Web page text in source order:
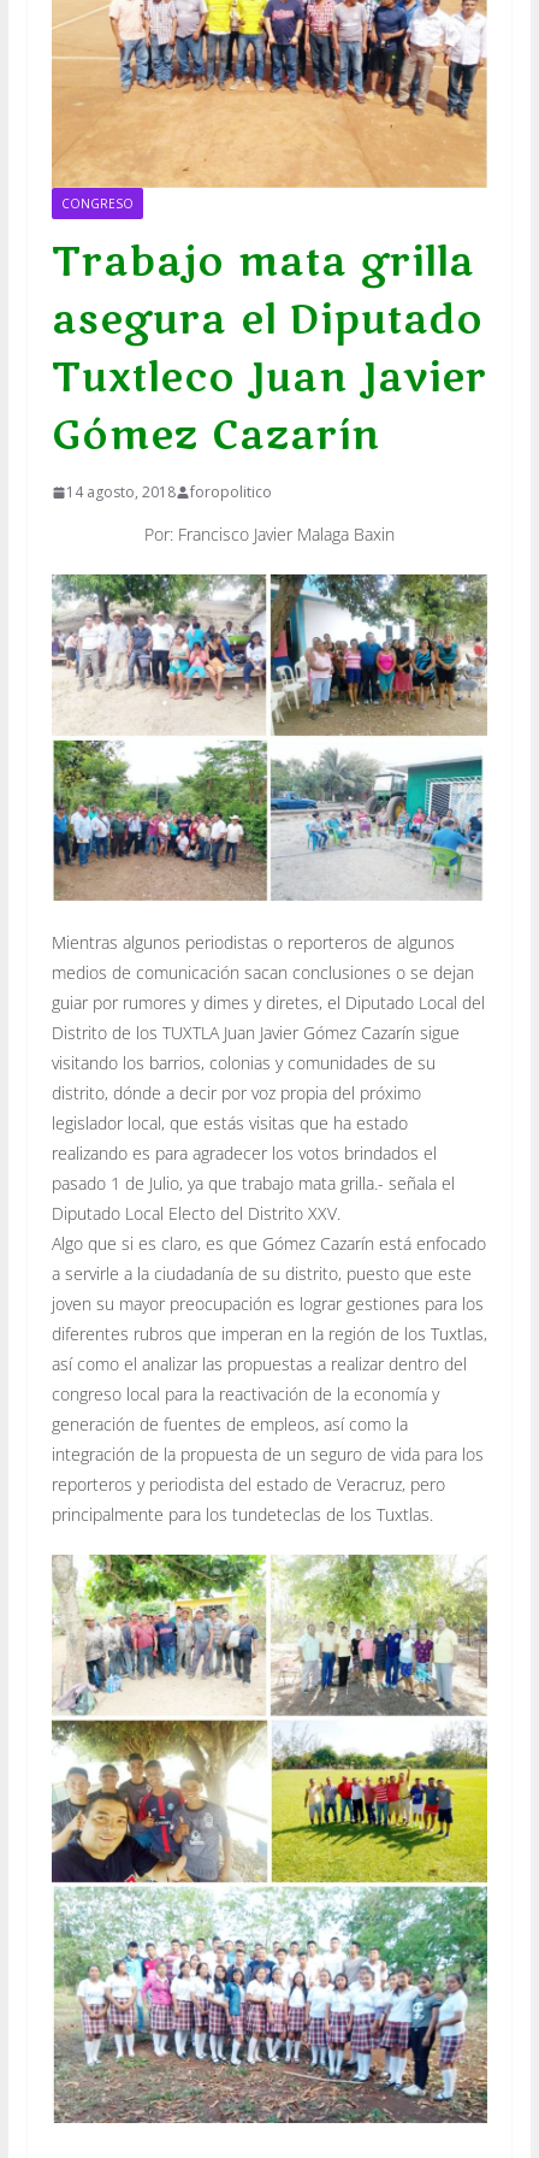
CONGRESO
Trabajo mata grilla
asegura el Diputado
Tuxtleco Juan Javier
Gómez Cazarín
14 agosto, 2018 foropolitico
Por: Francisco Javier Malaga Baxin
Mientras algunos periodistas o reporteros de algunos
medios de comunicación sacan conclusiones o se dejan
guiar por rumores y dimes y diretes, el Diputado Local del
Distrito de los TUXTLA Juan Javier Gómez Cazarín sigue
visitando los barrios, colonias y comunidades de su
distrito, dónde a decir por voz propia del próximo
legislador local, que estás visitas que ha estado
realizando es para agradecer los votos brindados el
pasado 1 de Julio, ya que trabajo mata grilla.- señala el
Diputado Local Electo del Distrito XXV.
Algo que si es claro, es que Gómez Cazarín está enfocado
a servirle a la ciudadanía de su distrito, puesto que este
joven su mayor preocupación es lograr gestiones para los
diferentes rubros que imperan en la región de los Tuxtlas,
así como el analizar las propuestas a realizar dentro del
congreso local para la reactivación de la economía y
generación de fuentes de empleos, así como la
integración de la propuesta de un seguro de vida para los
reporteros y periodista del estado de Veracruz, pero
principalmente para los tundeteclas de los Tuxtlas.